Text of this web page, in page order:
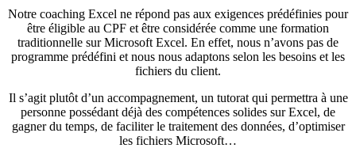
Notre coaching Excel ne répond pas aux exigences prédéfinies pour
être éligible au CPF et être considérée comme une formation
traditionnelle sur Microsoft Excel. En effet, nous n’avons pas de
programme prédéfini et nous nous adaptons selon les besoins et les
fichiers du client.
Il s’agit plutôt d’un accompagnement, un tutorat qui permettra à une
personne possédant déjà des compétences solides sur Excel, de
gagner du temps, de faciliter le traitement des données, d’optimiser
les fichiers Microsoft…